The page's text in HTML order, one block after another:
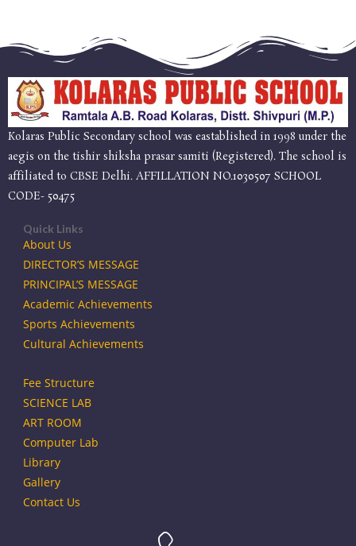
Kolaras Public Secondary school was eastablished in 1998 under the
aegis on the tishir shiksha prasar samiti (Registered). The school is
affiliated to CBSE Delhi. AFFILLATION NO.1030507 SCHOOL
CODE- 50475
Quick Links
About Us
DIRECTOR’S MESSAGE
PRINCIPAL’S MESSAGE
Academic Achievements
Sports Achievements
Cultural Achievements
Fee Structure
SCIENCE LAB
ART ROOM
Computer Lab
Library
Gallery
Contact Us